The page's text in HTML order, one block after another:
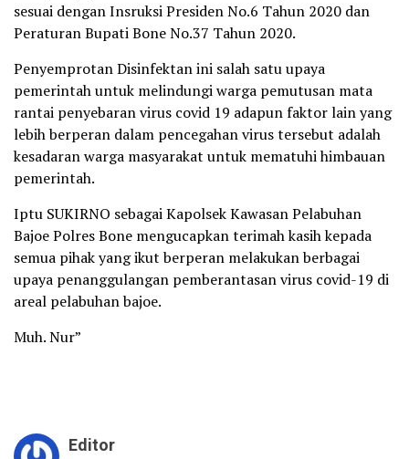
sesuai dengan Insruksi Presiden No.6 Tahun 2020 dan
Peraturan Bupati Bone No.37 Tahun 2020.
Penyemprotan Disinfektan ini salah satu upaya
pemerintah untuk melindungi warga pemutusan mata
rantai penyebaran virus covid 19 adapun faktor lain yang
lebih berperan dalam pencegahan virus tersebut adalah
kesadaran warga masyarakat untuk mematuhi himbauan
pemerintah.
Iptu SUKIRNO sebagai Kapolsek Kawasan Pelabuhan
Bajoe Polres Bone mengucapkan terimah kasih kepada
semua pihak yang ikut berperan melakukan berbagai
upaya penanggulangan pemberantasan virus covid-19 di
areal pelabuhan bajoe.
Muh. Nur”
Editor